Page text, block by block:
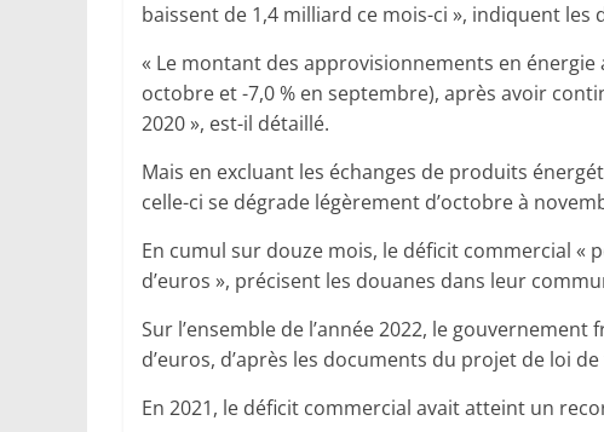
baissent de 1,4 milliard ce mois-ci », indiquent les
« Le montant des approvisionnements en énergie
octobre et -7,0 % en septembre), après avoir
2020 », est-il détaillé.
Mais en excluant les échanges de produits
celle-ci se dégrade légèrement d’octobre à
En cumul sur douze mois, le déficit commercial
d’euros », précisent les douanes dans leur
Sur l’ensemble de l’année 2022, le
d’euros, d’après les documents du projet de loi
En 2021, le déficit commercial avait atteint un